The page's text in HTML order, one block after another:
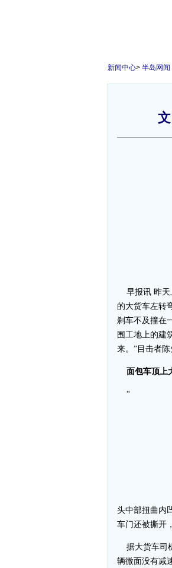
新闻中心> 半岛网闻
早报讯 昨天
的大货车左转
刹车不及撞在
围工地上的建
来。”目击者陈
面包车顶上
“
头中部扭曲内
车门还被撕开
据大货车司
辆微面没有减